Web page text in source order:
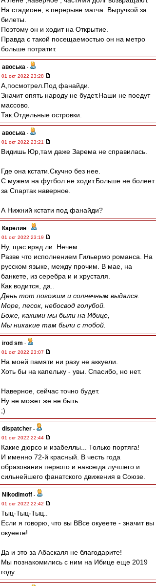
На стадионе, в перерыве матча. Выручкой за
билеты.
Поэтому он и ходит на Открытие.
Правда с такой посещаемостью он на метро
больше потратит.
авоська -
01 окт 2022 23:28
А,посмотрел.Под фанайди.
Значит опять народу не будет.Наши не поедут
массово.
Так.Отдельные островки.
авоська -
01 окт 2022 23:21
Видишь Юр,там даже Зарема не справилась.
Где она кстати.Скучно без нее.
С мужем на футбол не ходит.Больше не болеет
за Спартак наверное.
А Нижний кстати под фанайди?
Карелин -
01 окт 2022 23:19
Ну, щас вряд ли. Нечем..
Разве что исполнением Гильермо романса. На
русском языке, между прочим. В мае, на
банкете, из серебра и и хрусталя.
Как водится, да..
День тот погожим и солнечным выдался.
Море, песок, небосвод голубой.
Боже, какими мы были на Ибице,
Мы никакие там были с тобой.
irod sm -
01 окт 2022 23:07
На моей памяти ни разу не аккуели.
Хоть бы на капельку - увы. Спасибо, но нет.
Наверное, сейчас точно будет.
Ну не может же не быть.
;)
dispatcher -
01 окт 2022 22:44
Какие дюрсо и изабеллы... Только портяга!
И именно 72-й красный. В честь года
образования первого и навсегда лучшего и
сильнейшего фанатского движения в Союзе.
Nikodimoff -
01 окт 2022 22:42
Тыц-Тыц-Тыц..
Если я говорю, что вы ВВсе окуеете - значит вы
окуеете!
Да и это за Абаскаля не благодарите!
Мы познакомились с ним на Ибице еще 2019
году...